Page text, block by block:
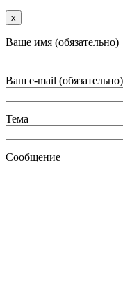
x
Ваше имя (обязательно)
Ваш e-mail (обязательно)
Тема
Сообщение